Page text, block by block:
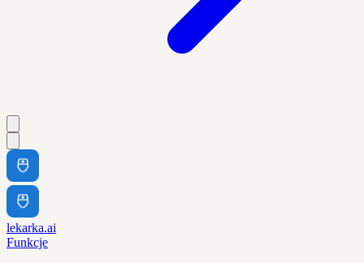
lekarka.ai
Funkcje